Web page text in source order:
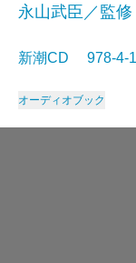
永山武臣／監修
新潮CD 978-4-
オーディオブック